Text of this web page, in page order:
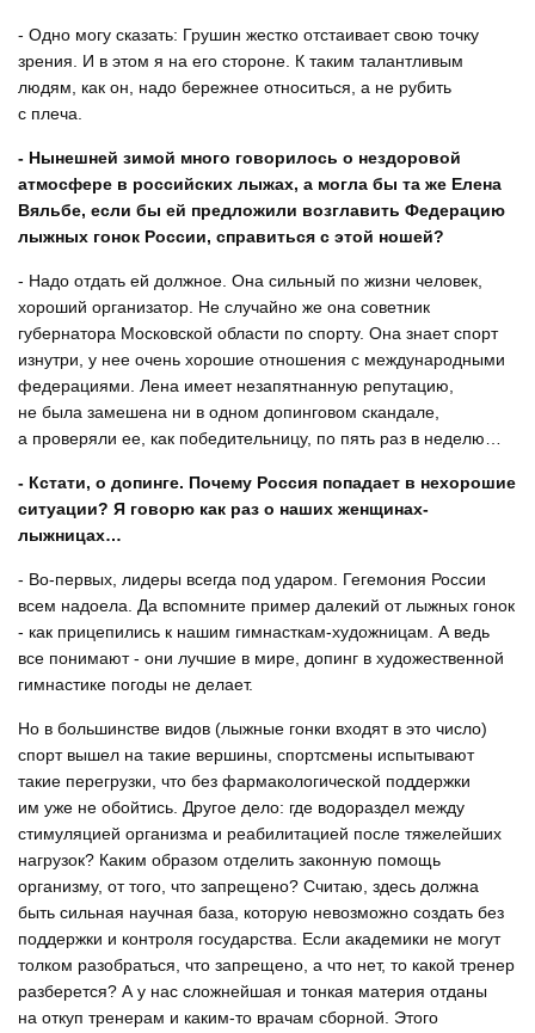
- Одно могу сказать: Грушин жестко отстаивает свою точку
зрения. И в этом я на его стороне. К таким талантливым
людям, как он, надо бережнее относиться, а не рубить
с плеча.
- Нынешней зимой много говорилось о нездоровой
атмосфере в российских лыжах, а могла бы та же Елена
Вяльбе, если бы ей предложили возглавить Федерацию
лыжных гонок России, справиться с этой ношей?
- Надо отдать ей должное. Она сильный по жизни человек,
хороший организатор. Не случайно же она советник
губернатора Московской области по спорту. Она знает спорт
изнутри, у нее очень хорошие отношения с международными
федерациями. Лена имеет незапятнанную репутацию,
не была замешена ни в одном допинговом скандале,
а проверяли ее, как победительницу, по пять раз в неделю…
- Кстати, о допинге. Почему Россия попадает в нехорошие
ситуации? Я говорю как раз о наших женщинах-
лыжницах…
- Во-первых, лидеры всегда под ударом. Гегемония России
всем надоела. Да вспомните пример далекий от лыжных гонок
- как прицепились к нашим гимнасткам-художницам. А ведь
все понимают - они лучшие в мире, допинг в художественной
гимнастике погоды не делает.
Но в большинстве видов (лыжные гонки входят в это число)
спорт вышел на такие вершины, спортсмены испытывают
такие перегрузки, что без фармакологической поддержки
им уже не обойтись. Другое дело: где водораздел между
стимуляцией организма и реабилитацией после тяжелейших
нагрузок? Каким образом отделить законную помощь
организму, от того, что запрещено? Считаю, здесь должна
быть сильная научная база, которую невозможно создать без
поддержки и контроля государства. Если академики не могут
толком разобраться, что запрещено, а что нет, то какой тренер
разберется? А у нас сложнейшая и тонкая материя отданы
на откуп тренерам и каким-то врачам сборной. Этого